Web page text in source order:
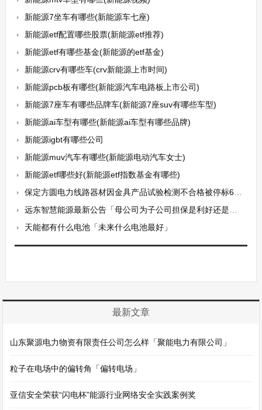
新能源7坐车有哪些(新能源车七座)
新能源etf配置哪些股票(新能源etf推荐)
新能源etf有哪些基金(新能源的etf基金)
新能源crv有哪些车(crv新能源上市时间)
新能源pcb板有哪些(新能源汽车电路板上市公司)
新能源7座车有哪些品牌车(新能源7座suv有哪些车型)
新能源ai车型有哪些(新能源ai车型有哪些品牌)
新能源igbt有哪些公司
新能源muv汽车有哪些(新能源电动汽车女士)
新能源etf哪些好(新能源etf指数基金有哪些)
保定方圆电力线路器材因金具产品试验检测不合格被停标6个月
远东智慧能源最新公告「母公司为子公司担保是利好还是利空」
天能都有什么电池「未来什么电池最好」
最新文章
山东聚源电力物资有限责任公司怎么样「聚能电力有限公司」
粒子在电场中的偏转角「偏转电场」
亚信安全荣获“闪电杯”能源行业网络安全实践案例奖